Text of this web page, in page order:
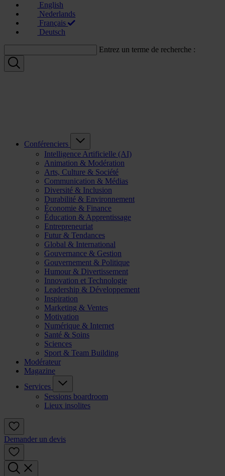
English
Nederlands
Français
Deutsch
Entrez un terme de recherche :
Conférenciers
Intelligence Artificielle (AI)
Animation & Modération
Arts, Culture & Société
Communication & Médias
Diversité & Inclusion
Durabilité & Environnement
Économie & Finance
Éducation & Apprentissage
Entrepreneuriat
Futur & Tendances
Global & International
Gouvernance & Gestion
Gouvernement & Politique
Humour & Divertissement
Innovation et Technologie
Leadership & Développement
Inspiration
Marketing & Ventes
Motivation
Numérique & Internet
Santé & Soins
Sciences
Sport & Team Building
Modérateur
Magazine
Services
Sessions boardroom
Lieux insolites
Demander un devis